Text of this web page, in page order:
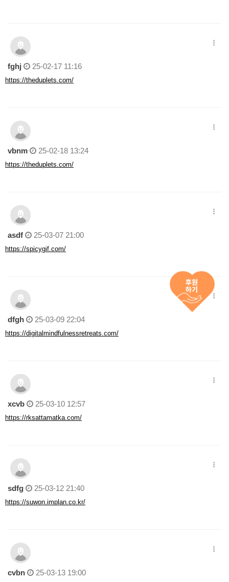
fghj 25-02-17 11:16
https://theduplets.com/
vbnm 25-02-18 13:24
https://theduplets.com/
asdf 25-03-07 21:00
https://spicygif.com/
dfgh 25-03-09 22:04
https://digitalmindfulnessretreats.com/
xcvb 25-03-10 12:57
https://rksattamatka.com/
sdfg 25-03-12 21:40
https://suwon.implan.co.kr/
cvbn 25-03-13 19:00